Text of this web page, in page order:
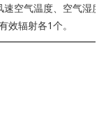
空气温度、空气湿度
效辐射各1个。